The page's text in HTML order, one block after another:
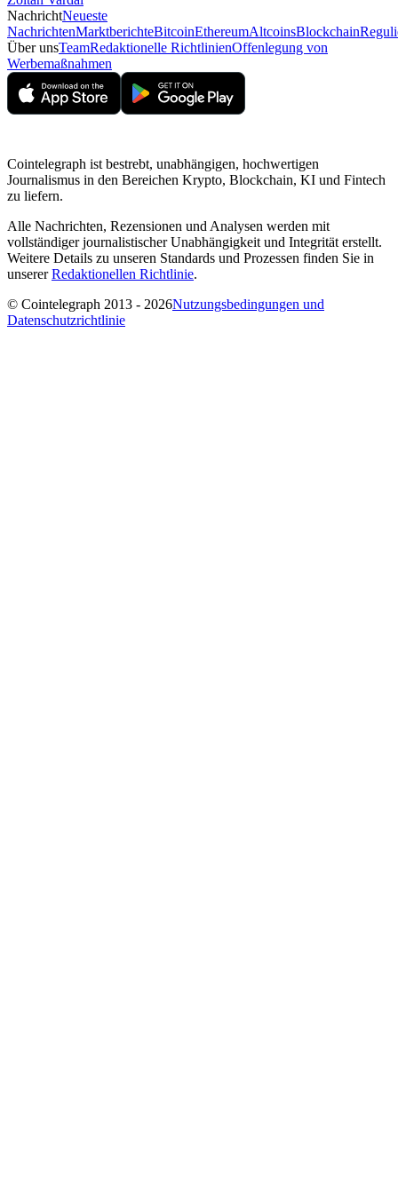
NachrichtNeueste
NachrichtenMarktberichteBitcoinEthereumAltcoinsBlockchain
Über unsTeamRedaktionelle RichtlinienOffenlegung von
Werbemaßnahmen
Cointelegraph ist bestrebt, unabhängigen, hochwertigen
Journalismus in den Bereichen Krypto, Blockchain, KI und Fintech
zu liefern.
Alle Nachrichten, Rezensionen und Analysen werden mit
vollständiger journalistischer Unabhängigkeit und Integrität erstellt.
Weitere Details zu unseren Standards und Prozessen finden Sie in
unsererRedaktionellen Richtlinie.
© Cointelegraph 2013 - 2026Nutzungsbedingungen und
Datenschutzrichtlinie